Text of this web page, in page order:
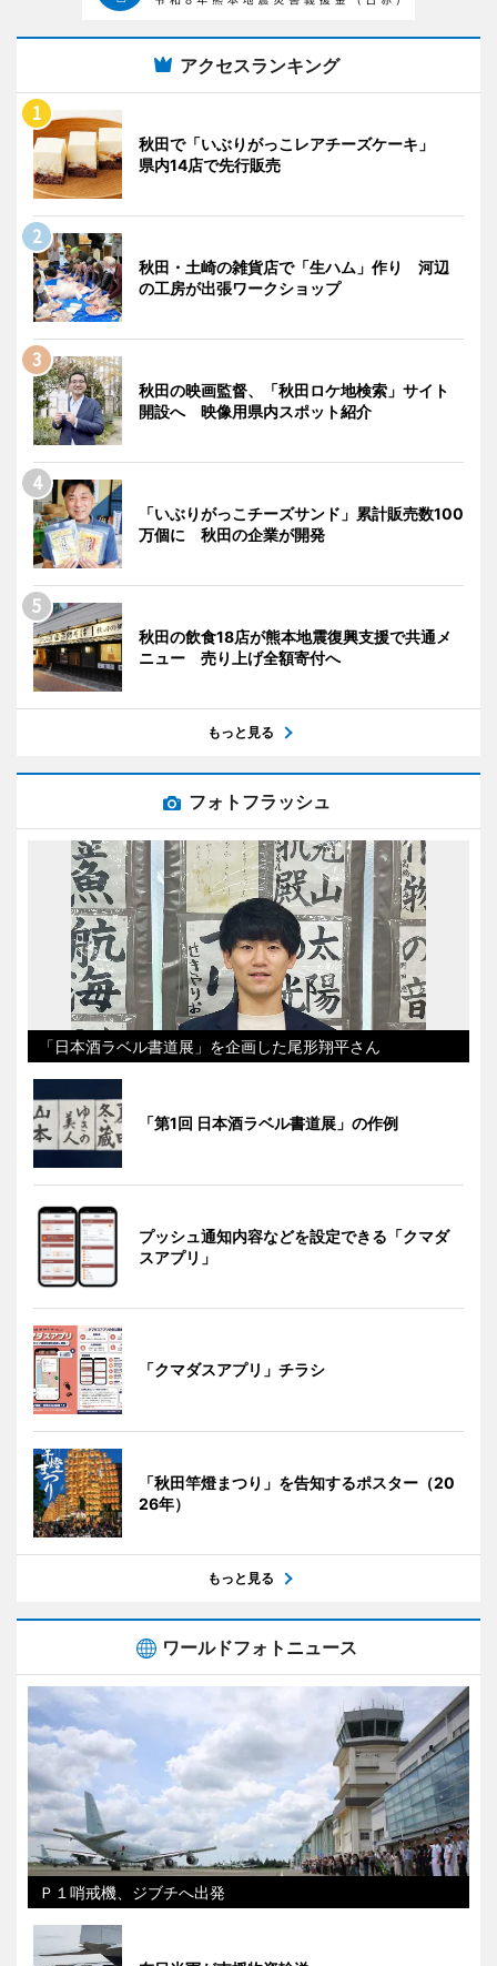
アクセスランキング
秋田で「いぶりがっこレアチーズケーキ」
県内14店で先行販売
秋田・土崎の雑貨店で「生ハム」作り 河辺
の工房が出張ワークショップ
秋田の映画監督、「秋田ロケ地検索」サイト
開設へ 映像用県内スポット紹介
「いぶりがっこチーズサンド」累計販売数100
万個に 秋田の企業が開発
秋田の飲食18店が熊本地震復興支援で共通メ
ニュー 売り上げ全額寄付へ
もっと見る
フォトフラッシュ
「日本酒ラベル書道展」を企画した尾形翔平さん
「第1回 日本酒ラベル書道展」の作例
プッシュ通知内容などを設定できる「クマダ
スアプリ」
「クマダスアプリ」チラシ
「秋田竿燈まつり」を告知するポスター（20
26年）
もっと見る
ワールドフォトニュース
Ｐ１哨戒機、ジブチへ出発